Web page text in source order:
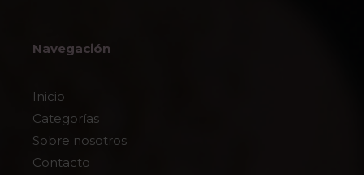
Navegación
Inicio
Categorías
Sobre nosotros
Contacto